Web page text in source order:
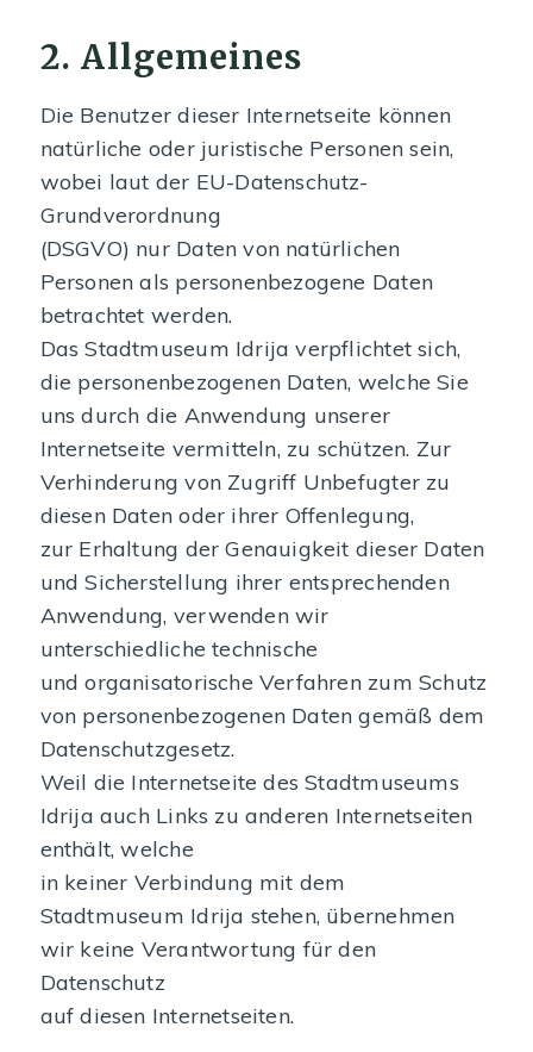
2. Allgemeines
Die Benutzer dieser Internetseite können
natürliche oder juristische Personen sein,
wobei laut der EU-Datenschutz-
Grundverordnung
(DSGVO) nur Daten von natürlichen
Personen als personenbezogene Daten
betrachtet werden.
Das Stadtmuseum Idrija verpflichtet sich,
die personenbezogenen Daten, welche Sie
uns durch die Anwendung unserer
Internetseite vermitteln, zu schützen. Zur
Verhinderung von Zugriff Unbefugter zu
diesen Daten oder ihrer Offenlegung,
zur Erhaltung der Genauigkeit dieser Daten
und Sicherstellung ihrer entsprechenden
Anwendung, verwenden wir
unterschiedliche technische
und organisatorische Verfahren zum Schutz
von personenbezogenen Daten gemäß dem
Datenschutzgesetz.
Weil die Internetseite des Stadtmuseums
Idrija auch Links zu anderen Internetseiten
enthält, welche
in keiner Verbindung mit dem
Stadtmuseum Idrija stehen, übernehmen
wir keine Verantwortung für den
Datenschutz
auf diesen Internetseiten.